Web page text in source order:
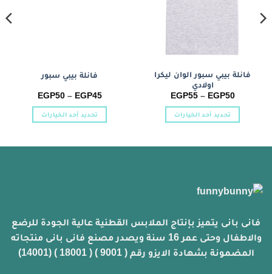
فانلة بيبي سبور الوان ليكرا
اولادي
EGP50
–
EGP55
تحديد أحد الخيارات
لهذا
يمكن
اختيار
الخيارات
على
فانلة بيبي سبور
EGP45
–
EGP50
تحديد أحد الخيارات
يمكن
اختيار
الخيارات
على
فانى بانى يتميز بإنتاج الملابس القطنية عالية الجودة للرضع
والاطفال وحتى عمر 16 سنة ويصدر مصنع فانى بانى منتجاته
المضمونة بشهادة الايزو رقم ( 9001 ) ( 18001 ) (14001)